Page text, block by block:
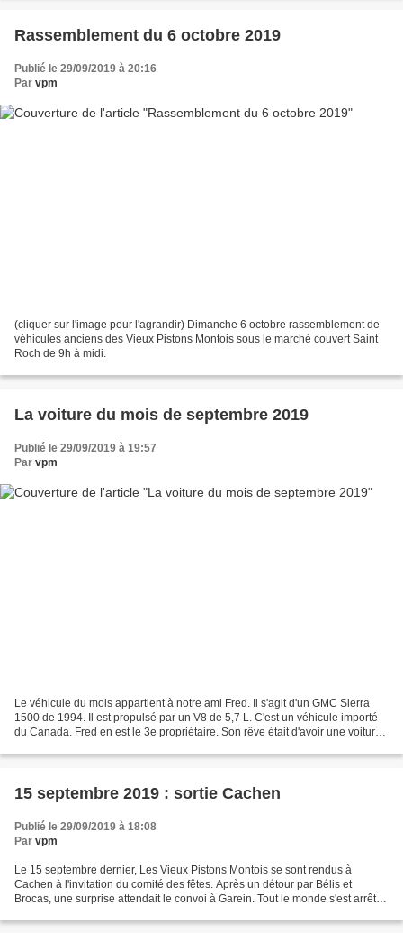
Rassemblement du 6 octobre 2019
Publié le 29/09/2019 à 20:16
Par vpm
(cliquer sur l'image pour l'agrandir) Dimanche 6 octobre rassemblement de
véhicules anciens des Vieux Pistons Montois sous le marché couvert Saint
Roch de 9h à midi.
La voiture du mois de septembre 2019
Publié le 29/09/2019 à 19:57
Par vpm
Le véhicule du mois appartient à notre ami Fred. Il s'agit d'un GMC Sierra
1500 de 1994. Il est propulsé par un V8 de 5,7 L. C'est un véhicule importé
du Canada. Fred en est le 3e propriétaire. Son rêve était d'avoir une voiture
15 septembre 2019 : sortie Cachen
Publié le 29/09/2019 à 18:08
Par vpm
Le 15 septembre dernier, Les Vieux Pistons Montois se sont rendus à
Cachen à l'invitation du comité des fêtes. Après un détour par Bélis et
Brocas, une surprise attendait le convoi à Garein. Tout le monde s'est arrêté